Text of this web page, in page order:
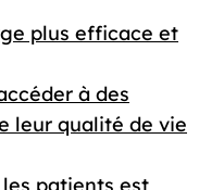
plus efficace et
à des
leur qualité de vie